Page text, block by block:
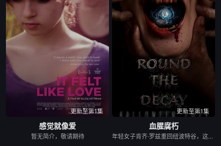
更新至第1集
感觉就像爱
暂无简介，敬请期待
更新至第1集
血腥腐朽
年轻女子肯齐·罗兹重回纽波特谷，这座沉寂的旅游小镇，是她当年婚约彻底破裂的伤心地。她本想了结过往心结，却发现平静小镇藏着一个吞噬一切的惊人秘密。诡异怪事接连爆发，她被迫深入追查，小镇深处的恐怖存在慢慢浮出水面，而她那段破碎的婚约里，也藏着和秘密紧紧绑定的隐情。